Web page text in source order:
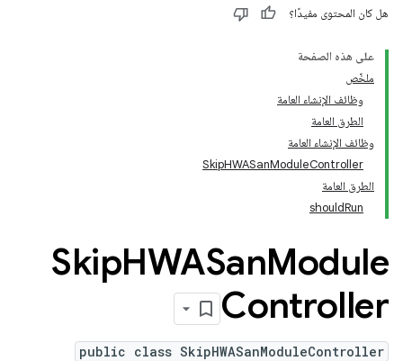
هل كان المحتوى مفيدًا؟
على هذه الصفحة
ملخّص
وظائف الإنشاء العامة
الطرق العامة
وظائف الإنشاء العامة
SkipHWASanModuleController
الطرق العامة
shouldRun
SkipHWASanModule
Controller
public class SkipHWASanModuleController